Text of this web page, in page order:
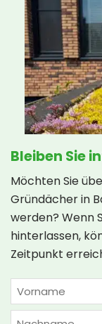
Bleiben Sie
Möchten Sie
Gründächer in
werden? Wenn
hinterlassen,
Zeitpunkt
NAME
(ERFORDERLICH)
Vorname